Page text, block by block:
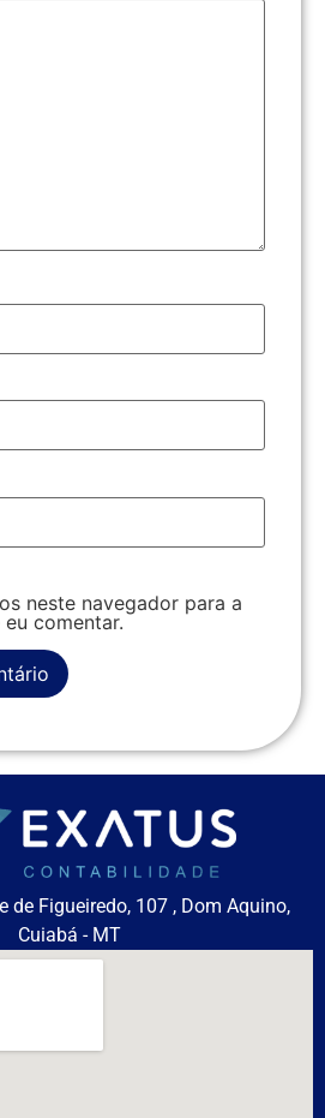
neste navegador para a
comentar.
de Figueiredo, 107 , Dom Aquino,
Cuiabá - MT